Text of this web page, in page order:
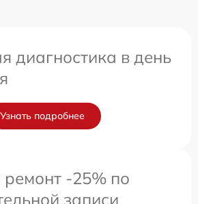
диагностика в день
Узнать подробнее
-25% по
записи